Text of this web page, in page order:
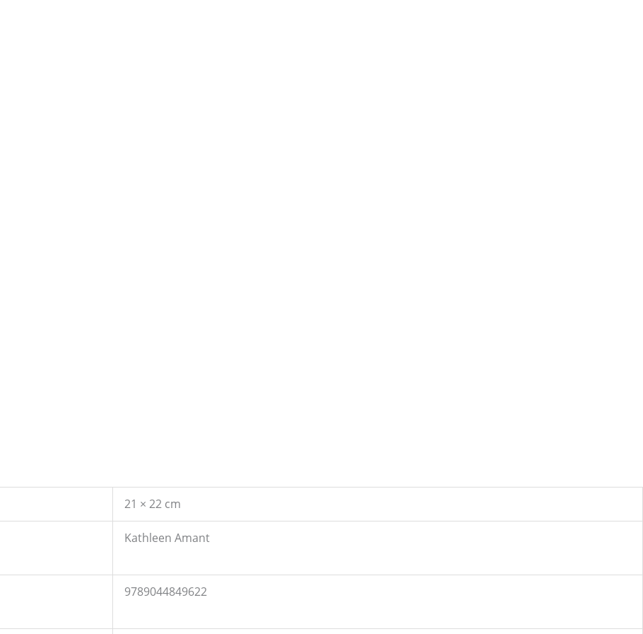
21 × 22 cm
Kathleen Amant
9789044849622